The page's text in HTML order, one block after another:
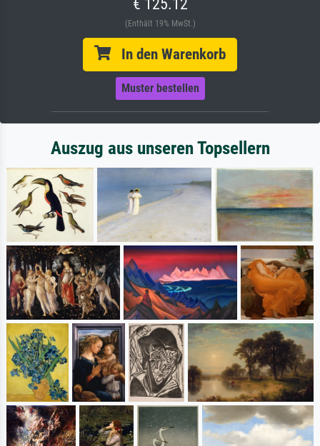
(Enthält 19% MwSt.)
In den Warenkorb
Muster bestellen
Auszug aus unseren Topsellern